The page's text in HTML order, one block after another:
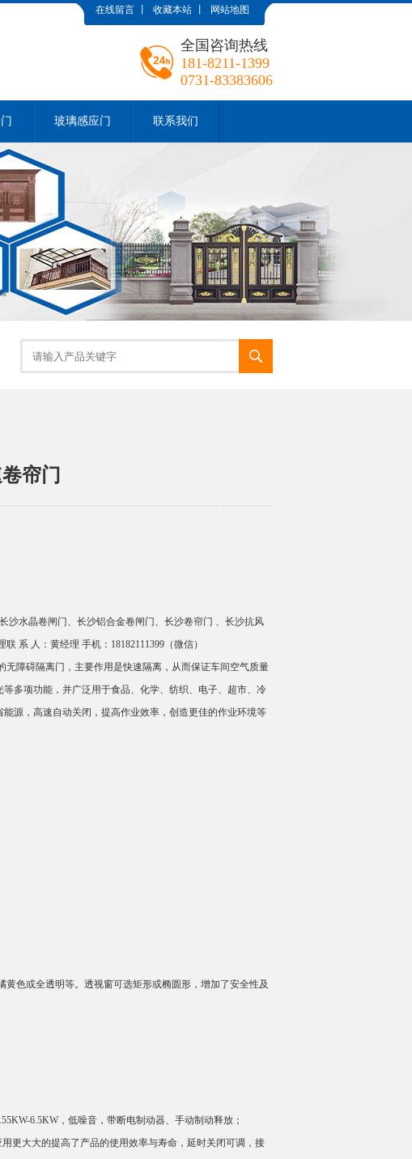
在线留言 收藏本站 网站地图
全国咨询热线
181-8211-1399
0731-83383606
玻璃感应门 联系我们
帘门
沙水晶卷闸门、长沙铝合金卷闸门、长沙卷帘门 、长沙抗风
系 人：黄经理 手机：18182111399（微信）
障碍隔离门，主要作用是快速隔离，从而保证车间空气质量
多项功能，并广泛用于食品、化学、纺织、电子、超市、冷
源，高速自动关闭，提高作业效率，创造更佳的作业环境等
色或全透明等。透视窗可选矩形或椭圆形，增加了安全性及
6.5KW，低噪音，带断电制动器、手动制动释放；
更大大的提高了产品的使用效率与寿命，延时关闭可调，接